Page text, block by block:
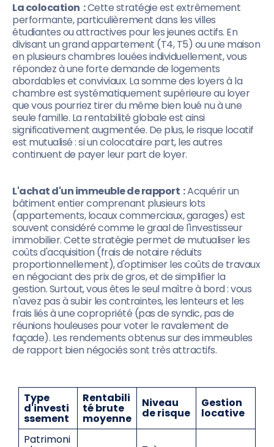
La colocation :Cette stratégie est extrêmement
performante, particulièrement dans les villes
étudiantes ou attractives pour les jeunes actifs. En
divisant un grand appartement (T4, T5) ou une maison
en plusieurs chambres louées individuellement, vous
répondez à une forte demande de logements
abordables et conviviaux. La somme des loyers à la
chambre est systématiquement supérieure au loyer
que vous pourriez tirer du même bien loué nu à une
seule famille. La rentabilité globale est ainsi
significativement augmentée. De plus, le risque locatif
est mutualisé : si un colocataire part, les autres
continuent de payer leur part de loyer.
L'achat d'un immeuble de rapport :Acquérir un
bâtiment entier comprenant plusieurs lots
(appartements, locaux commerciaux, garages) est
souvent considéré comme le graal de l'investisseur
immobilier. Cette stratégie permet de mutualiser les
coûts d'acquisition (frais de notaire réduits
proportionnellement), d'optimiser les coûts de travaux
en négociant des prix de gros, et de simplifier la
gestion. Surtout, vous êtes le seul maître à bord : vous
n'avez pas à subir les contraintes, les lenteurs et les
frais liés à une copropriété (pas de syndic, pas de
réunions houleuses pour voter le ravalement de
façade). Les rendements obtenus sur des immeubles
de rapport bien négociés sont très attractifs.
Type
d'investi
ssement
Rentabili
té brute
moyenne
Niveau
de risque
Gestion
locative
Patrimoni